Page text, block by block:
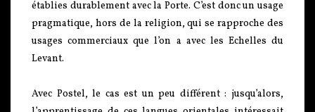
établies durablement avec la Porte. C’est donc un usage
pragmatique, hors de la religion, qui se rapproche des
usages commerciaux que l’on a avec les Echelles du
Levant.
Avec Postel, le cas est un peu différent : jusqu’alors,